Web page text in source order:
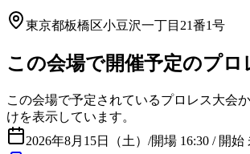
東京都板橋区小豆沢一丁目21番1号
この会場で開催予定のプロ
この会場で予定されているプロレス大会
けを表示しています。
2026年8月15日（土） /開場 16:30 / 開始